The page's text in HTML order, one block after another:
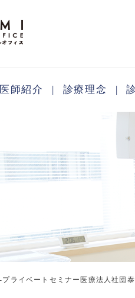
医師紹介 診療理念
プライベートセミナー医療法人社団